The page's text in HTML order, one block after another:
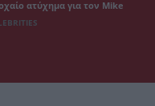
ατύχημα για τον Mike